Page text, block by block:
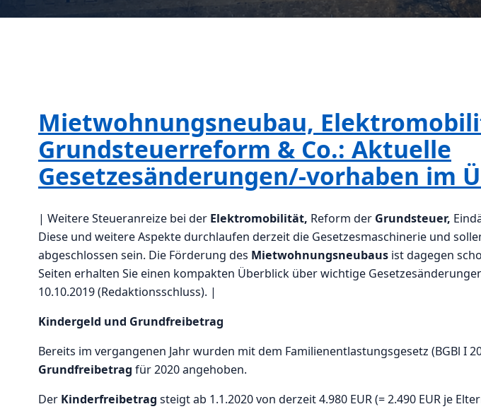
Mietwohnungsneubau,
Grundsteuerreform & Co.: Aktuelle
Gesetzesänderungen/-vorhaben im
| Weitere Steueranreize bei der Elektromobilität, Reform der Grundsteuer,
Diese und weitere Aspekte durchlaufen derzeit die Gesetzesmaschinerie und
abgeschlossen sein. Die Förderung des Mietwohnungsneubaus ist dagegen
Seiten erhalten Sie einen kompakten Überblick über wichtige
10.10.2019 (Redaktionsschluss). |
Kindergeld und Grundfreibetrag
Bereits im vergangenen Jahr wurden mit dem Familienentlastungsgesetz (BGBl I
Grundfreibetrag für 2020 angehoben.
Der Kinderfreibetrag steigt ab 1.1.2020 von derzeit 4.980 EUR (= 2.490 EUR je